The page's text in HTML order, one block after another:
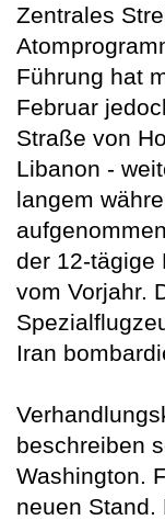
Zentrales
Führung hat
Februar
Straße von
Libanon -
langem
der 12-tägige
vom Vorjahr.
Iran
beschreiben
Washington.
neuen Stand.